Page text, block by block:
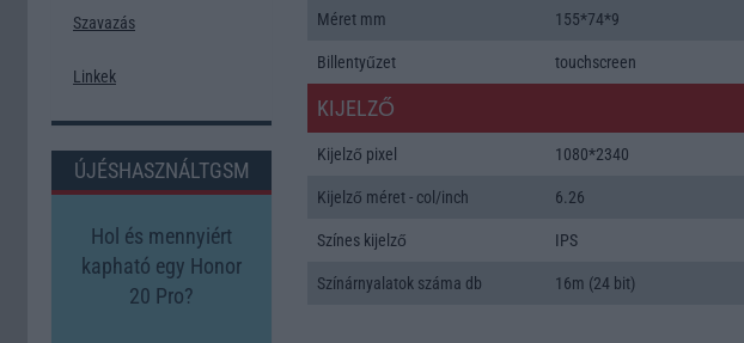
Szavazás
Linkek
ÚJÉSHASZNÁLTGSM
Hol és mennyiért
kapható egy Honor
20 Pro?
Méret mm 155*74*9
Billentyűzet touchscreen
KIJELZŐ
Kijelző pixel 1080*2340
Kijelző méret - col/inch 6.26
Színes kijelző IPS
Színárnyalatok száma db 16m (24 bit)